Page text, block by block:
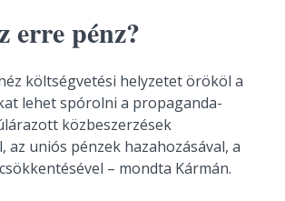
erre pénz?
költségvetési helyzetet örököl a
lehet spórolni a propaganda-
közbeszerzések
az uniós pénzek hazahozásával, a
– mondta Kármán.